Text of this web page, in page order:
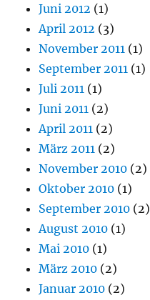
Juni 2012 (1)
April 2012 (3)
November 2011 (1)
September 2011 (1)
Juli 2011 (1)
Juni 2011 (2)
April 2011 (2)
März 2011 (2)
November 2010 (2)
Oktober 2010 (1)
September 2010 (2)
August 2010 (1)
Mai 2010 (1)
März 2010 (2)
Januar 2010 (2)